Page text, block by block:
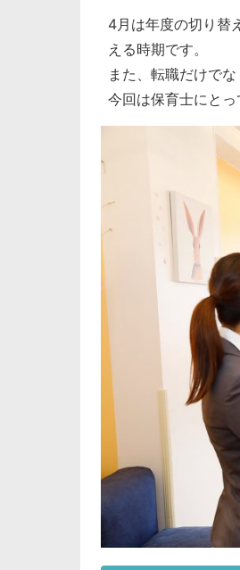
4月は年度の切り替
える時期です。
また、転職だけで
今回は保育士にと